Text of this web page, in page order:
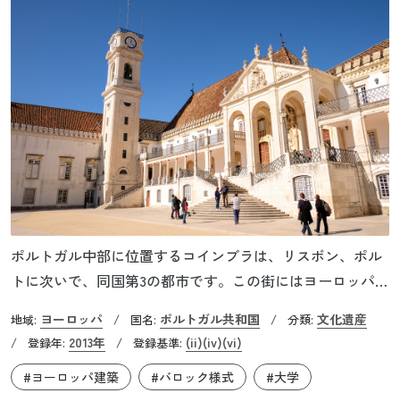
ポルトガル中部に位置するコインブラは、リスボン、ポル
トに次いで、同国第3の都市です。この街にはヨーロッパで
あります。同大学は、教皇ニコラウス4世の認可のもと、
1290年にディニス王の勅令でリスボンに創設されました。
司教座付属学校を起源とし、ポルトガル最古の伝統を誇り
地域: ヨーロッパ / 国名: ポルトガル共和国 / 分類: 文化遺産
/ 登録年: 2013年 / 登録基準: (ii)(iv)(vi)
#ヨーロッパ建築
#バロック様式 #大学